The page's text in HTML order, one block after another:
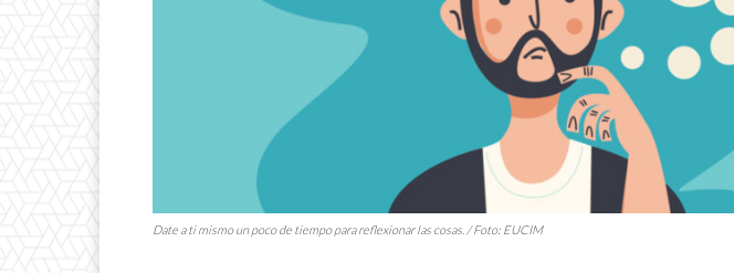
Date a ti mismo un poco de tiempo para reflexionar las cosas. / Foto: EUCIM